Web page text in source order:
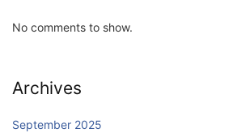
No comments to show.
Archives
September 2025